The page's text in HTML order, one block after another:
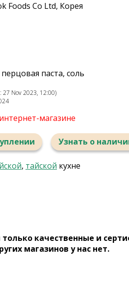
Foods Co Ltd, Корея
перцовая паста, соль
Nov 2023, 12:00)
магазине
Узнать о
, тайской кухне
качественные и
магазинов у нас нет.